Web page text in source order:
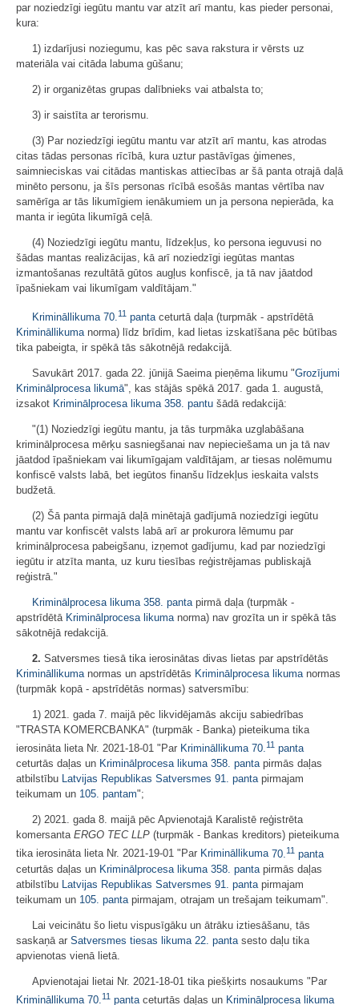
par noziedzīgi iegūtu mantu var atzīt arī mantu, kas pieder personai,
kura:
1) izdarījusi noziegumu, kas pēc sava rakstura ir vērsts uz
materiāla vai citāda labuma gūšanu;
2) ir organizētas grupas dalībnieks vai atbalsta to;
3) ir saistīta ar terorismu.
(3) Par noziedzīgi iegūtu mantu var atzīt arī mantu, kas atrodas
citas tādas personas rīcībā, kura uztur pastāvīgas ģimenes,
saimnieciskas vai citādas mantiskas attiecības ar šā panta otrajā daļā
minēto personu, ja šīs personas rīcībā esošās mantas vērtība nav
samērīga ar tās likumīgiem ienākumiem un ja persona nepierāda, ka
manta ir iegūta likumīgā ceļā.
(4) Noziedzīgi iegūtu mantu, līdzekļus, ko persona ieguvusi no
šādas mantas realizācijas, kā arī noziedzīgi iegūtas mantas
izmantošanas rezultātā gūtos augļus konfiscē, ja tā nav jāatdod
īpašniekam vai likumīgam valdītājam."
Krimināllikuma 70. 11 panta ceturtā daļa (turpmāk - apstrīdētā
Krimināllikuma norma) līdz brīdim, kad lietas izskatīšana pēc būtības
tika pabeigta, ir spēkā tās sākotnējā redakcijā.
Savukārt 2017. gada 22. jūnijā Saeima pieņēma likumu "Grozījumi
Kriminālprocesa likumā", kas stājās spēkā 2017. gada 1. augustā,
izsakot Kriminālprocesa likuma 358. pantu šādā redakcijā:
"(1) Noziedzīgi iegūtu mantu, ja tās turpmāka uzglabāšana
kriminālprocesa mērķu sasniegšanai nav nepieciešama un ja tā nav
jāatdod īpašniekam vai likumīgajam valdītājam, ar tiesas nolēmumu
konfiscē valsts labā, bet iegūtos finanšu līdzekļus ieskaita valsts
budžetā.
(2) Šā panta pirmajā daļā minētajā gadījumā noziedzīgi iegūtu
mantu var konfiscēt valsts labā arī ar prokurora lēmumu par
kriminālprocesa pabeigšanu, izņemot gadījumu, kad par noziedzīgi
iegūtu ir atzīta manta, uz kuru tiesības reģistrējamas publiskajā
reģistrā."
Kriminālprocesa likuma 358. panta pirmā daļa (turpmāk -
apstrīdētā Kriminālprocesa likuma norma) nav grozīta un ir spēkā tās
sākotnējā redakcijā.
2. Satversmes tiesā tika ierosinātas divas lietas par apstrīdētās
Krimināllikuma normas un apstrīdētās Kriminālprocesa likuma normas
(turpmāk kopā - apstrīdētās normas) satversmību:
1) 2021. gada 7. maijā pēc likvidējamās akciju sabiedrības
"TRASTA KOMERCBANKA" (turpmāk - Banka) pieteikuma tika
ierosināta lieta Nr. 2021-18-01 "Par Krimināllikuma 70.11 panta
ceturtās daļas un Kriminālprocesa likuma 358. pantapirmās daļas
atbilstību Latvijas Republikas Satversmes 91. pantapirmajam
teikumam un 105. pantam";
2) 2021. gada 8. maijā pēc Apvienotajā Karalistē reģistrēta
komersanta ERGO TEC LLP (turpmāk - Bankas kreditors) pieteikuma
tika ierosināta lieta Nr. 2021-19-01 "Par Krimināllikuma 70. 11 panta
ceturtās daļas un Kriminālprocesa likuma 358. panta pirmās daļas
atbilstību Latvijas Republikas Satversmes 91. panta pirmajam
teikumam un 105. panta pirmajam, otrajam un trešajam teikumam".
Lai veicinātu šo lietu vispusīgāku un ātrāku iztiesāšanu, tās
saskaņā ar Satversmes tiesas likuma 22. panta sesto daļu tika
apvienotas vienā lietā.
Apvienotajai lietai Nr. 2021-18-01 tika piešķirts nosaukums "Par
Krimināllikuma 70. 11 panta ceturtās daļas un Kriminālprocesa likuma